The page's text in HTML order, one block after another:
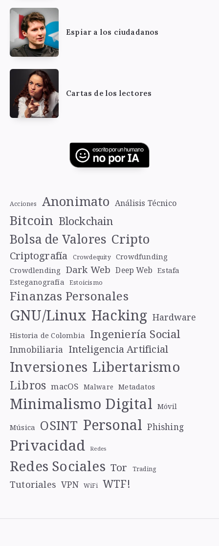
Espiar a los ciudadanos
Cartas de los lectores
Acciones Anonimato Análisis Técnico
Bitcoin Blockchain
Bolsa de Valores Cripto
Criptografía Crowdequity
Crowdfunding
Crowdlending Dark Web Deep Web Estafa
Esteganografía
Estoicismo
Finanzas Personales
GNU/Linux Hacking Hardware
Historia de Colombia Ingeniería Social
Inmobiliaria Inteligencia Artificial
Inversiones Libertarismo
Libros macOS Malware Metadatos
Minimalismo Digital Móvil
Música OSINT Personal Phishing
Privacidad Redes
Redes Sociales Tor Trading
Tutoriales VPN WiFi WTF!